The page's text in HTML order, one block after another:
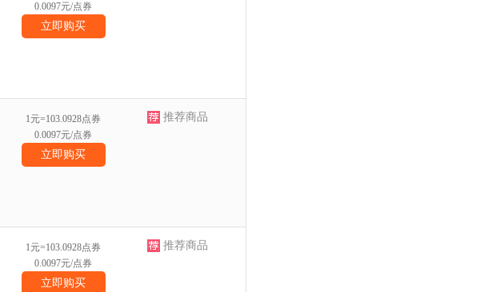
0.0097元/点券
立即购买
1元=103.0928点券
0.0097元/点券
立即购买
推荐商品
1元=103.0928点券
0.0097元/点券
立即购买
推荐商品